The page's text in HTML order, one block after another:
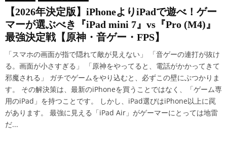
【2026年決定版】iPhoneよりiPadで遊べ！ゲー
マーが選ぶべき『iPad mini 7』vs『Pro (M4)』
最強決定戦【原神・音ゲー・FPS】
「スマホの画面が指で隠れて敵が見えない」 「音ゲーの連打が抜け
る。画面が小さすぎる」 「原神をやってると、電話がかかってきて
邪魔される」 ガチでゲームをやり込むと、必ずこの壁にぶつかりま
す。 その解決策は、最新のiPhoneを買うことではなく、「ゲーム専
用のiPad」を持つことです。 しかし、iPad選びはiPhone以上に罠
があります。 最強に見える「iPad Air」がゲーマーにとっては地雷
だ...